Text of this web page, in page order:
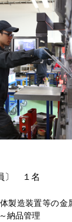
〕 １名
製造装置等の金
納品管理